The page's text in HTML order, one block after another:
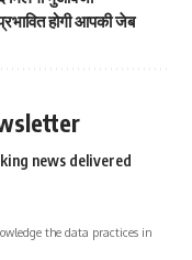
होगी आपकी जेब
news delivered
the data practices in